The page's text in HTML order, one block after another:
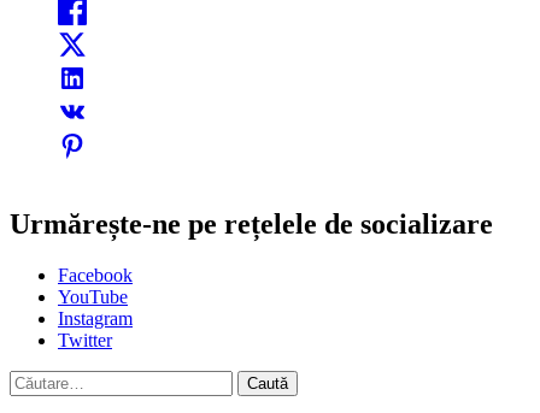
Urmărește-ne pe rețelele de socializare
Facebook
YouTube
Instagram
Twitter
Caută
după: